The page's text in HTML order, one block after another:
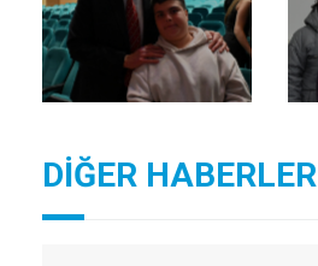
DİĞER HABERLER